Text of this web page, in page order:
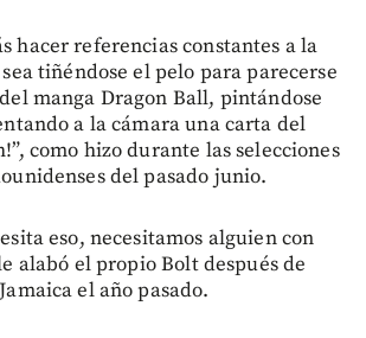
hacer referencias constantes a la
tiñéndose el pelo para parecerse
manga Dragon Ball, pintándose
a la cámara una carta del
como hizo durante las selecciones
del pasado junio.
eso, necesitamos alguien con
alabó el propio Bolt después de
el año pasado.